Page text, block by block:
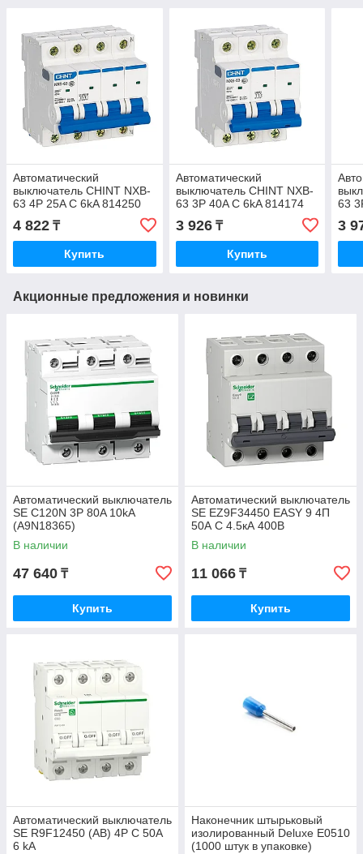
Автоматический
выключатель CHINT NXB-
63 4P 25A C 6kA 814250
4 822 ₸
Купить
Автоматический
выключатель CHINT NXB-
63 3P 40A C 6kA 814174
3 926₸
Купить
63
3
Акционные предложения и новинки
Автоматический выключатель
SE C120N 3P 80A 10kA
(A9N18365)
В наличии
47 640 ₸
Купить
Автоматический выключатель
SE EZ9F34450 EASY 9 4П
50А С 4.5кА 400В
В наличии
11 066 ₸
Купить
Автоматический выключатель
SE R9F12450 (АВ) 4P С 50А
6 kA
Наконечник штырьковый
изолированный Deluxe Е0510
(1000 штук в упаковке)